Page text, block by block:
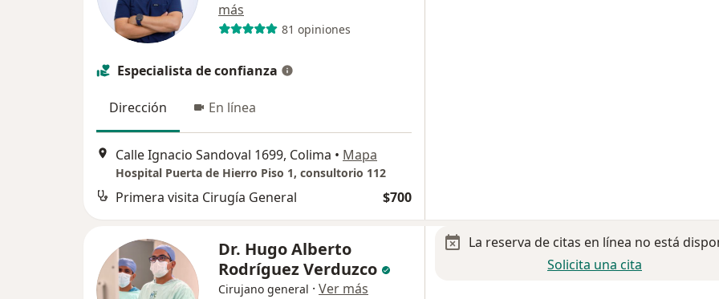
más
81 opiniones
Especialista de confianza
Dirección En línea
Calle Ignacio Sandoval 1699, Colima • Mapa
Hospital Puerta de Hierro Piso 1, consultorio 112
Primera visita Cirugía General $700
Dr. Hugo Alberto
Rodríguez Verduzco
Cirujano general · Ver más
La reserva de citas en línea no está
Solicita una cita